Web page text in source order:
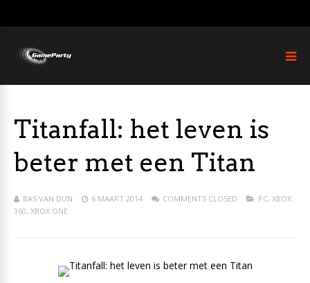
Titanfall: het leven is
beter met een Titan
BAS VAN DUN 6 MAART 2014 COMMENTS CLOSED PC, XBOX
360, XBOX ONE